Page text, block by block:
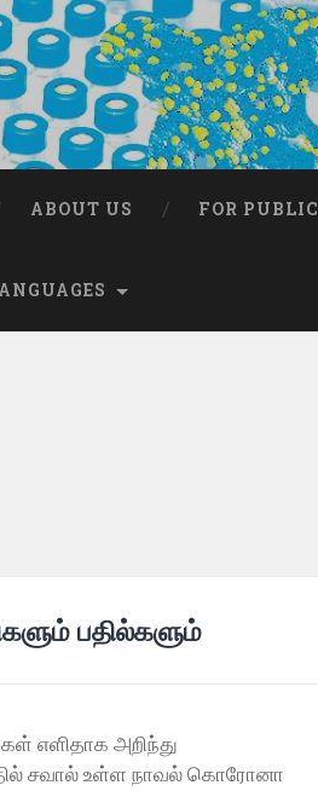
ABOUT US FOR PUBLIC
பதில்களும்
எளிதாக அறிந்து
சவால் உள்ள நாவல் கொரோனா